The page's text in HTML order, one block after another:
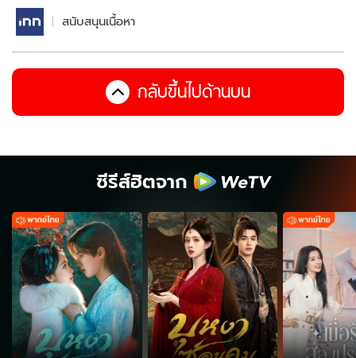
สนับสนุนเนื้อหา
กลับขึ้นไปด้านบน
ซีรีส์ฮิตจาก